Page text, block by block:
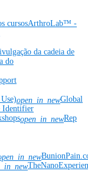
cursosArthroLab™ -
da cadeia de
do
open_in_newGlobal
Identifier
open_in_newRep